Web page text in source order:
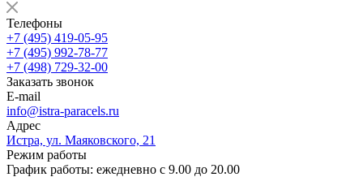
Телефоны
+7 (495) 419-05-95
+7 (495) 992-78-77
+7 (498) 729-32-00
Заказать звонок
E-mail
info@istra-paracels.ru
Адрес
Истра, ул. Маяковского, 21
Режим работы
График работы: ежедневно с 9.00 до 20.00